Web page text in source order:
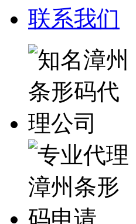
联系我们